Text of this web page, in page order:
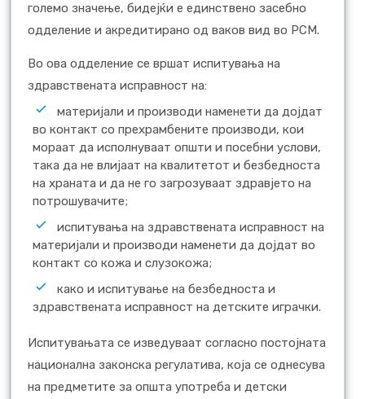
големо значење, бидејќи е единствено засебно
одделение и акредитирано од ваков вид во РСМ.
Во ова одделение се вршат испитувања на
здравствената исправност на:
материјали и производи наменети да дојдат
во контакт со прехрамбените производи, кои
мораат да исполнуваат општи и посебни услови,
така да не влијаат на квалитетот и безбедноста
на храната и да не го загрозуваат здравјето на
потрошувачите;
испитувања на здравствената исправност на
материјали и производи наменети да дојдат во
контакт со кожа и слузокожа;
како и испитување на безбедноста и
здравствената исправност на детските играчки.
Испитувањата се изведуваат согласно постојната
национална законска регулатива, која се однесува
на предметите за општа употреба и детски